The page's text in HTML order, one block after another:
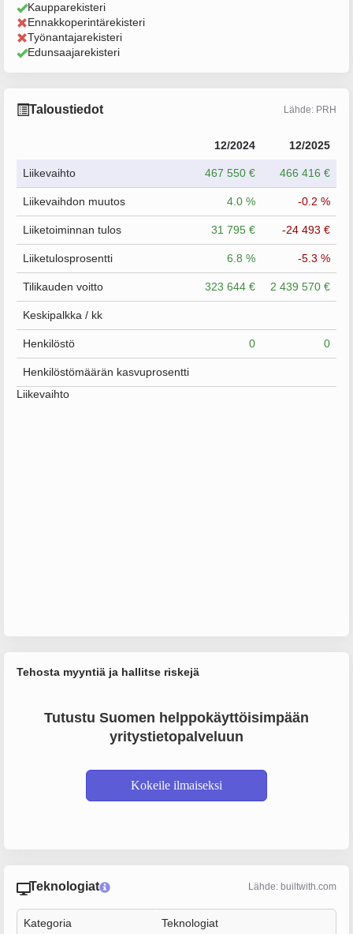
Kaupparekisteri
Ennakkoperintärekisteri
Työnantajarekisteri
Edunsaajarekisteri
Taloustiedot Lähde: PRH
12/2024 12/2025
Liikevaihto 467 550 € 466 416 €
Liikevaihdon muutos 4.0 % -0.2 %
Liiketoiminnan tulos 31 795 € -24 493 €
Liiketulosprosentti 6.8 % -5.3 %
Tilikauden voitto 323 644 € 2 439 570 €
Keskipalkka / kk
Henkilöstö 0 0
Henkilöstömäärän kasvuprosentti
Liikevaihto
Tehosta myyntiä ja hallitse riskejä
Tutustu Suomen helppokäyttöisimpään
yritystietopalveluun
Kokeile ilmaiseksi
Teknologiat Lähde: builtwith.com
Kategoria Teknologiat